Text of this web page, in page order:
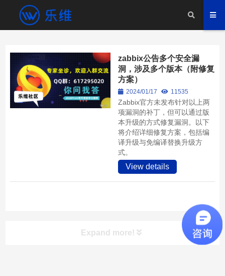
zabbix公告多个安全漏
洞，涉及多个版本（附修复
方案）
2024/01/17 11535
Zabbix官方未发布针对以上两
项漏洞的补丁，但可以通过版
本升级的方式修复漏洞。以下
将介绍详细修复方案，包括编
译升级与免编译替换升级方
式。
View details
Expand more!